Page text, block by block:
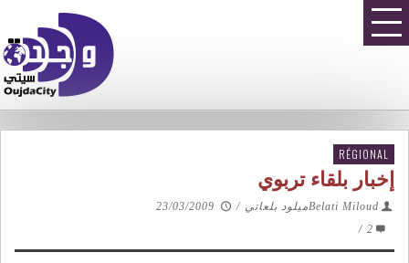
RÉGIONAL
إخبار بلقاء تربوي
Belati Miloudميلود بلعاتي /
23/03/2009
2
/